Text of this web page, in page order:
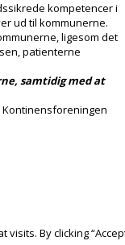
kompetencer i
ud til kommunerne.
ligesom det
patienterne
samtidig med at
Kontinensforeningen
By clicking